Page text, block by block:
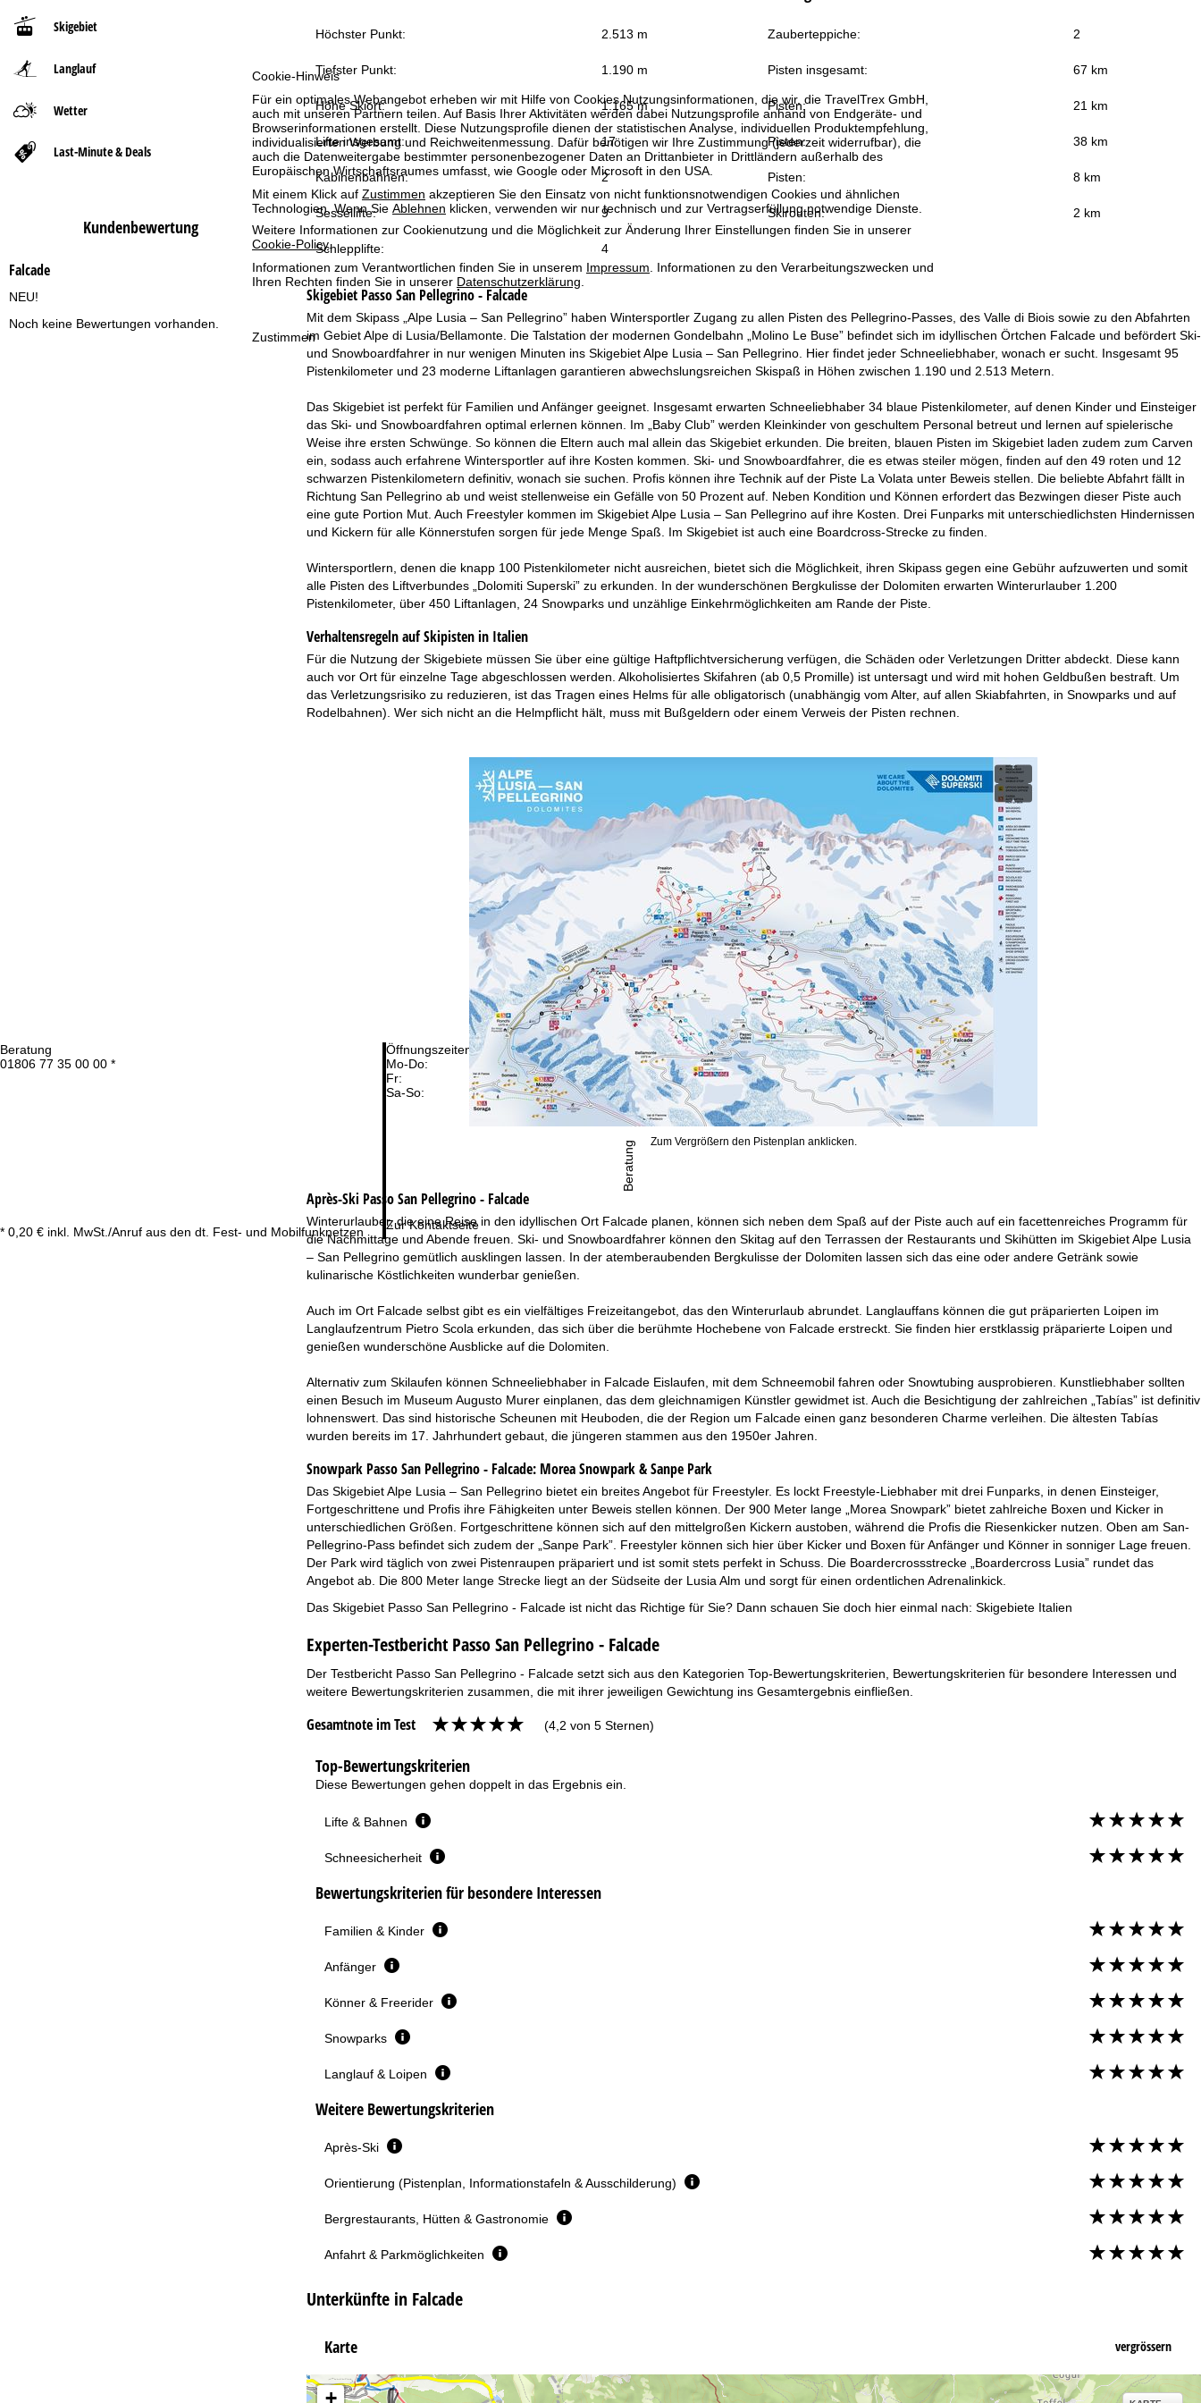
Cookie-Hinweis
Für ein optimales Webangebot erheben wir mit Hilfe von Cookies Nutzungsinformationen, die wir, die TravelTrex GmbH,
auch mit unseren Partnern teilen. Auf Basis Ihrer Aktivitäten werden dabei Nutzungsprofile anhand von Endgeräte- und
Browserinformationen erstellt. Diese Nutzungsprofile dienen der statistischen Analyse, individuellen Produktempfehlung,
individualisierten Werbung und Reichweitenmessung. Dafür benötigen wir Ihre Zustimmung (jederzeit widerrufbar), die
auch die Datenweitergabe bestimmter personenbezogener Daten an Drittanbieter in Drittländern außerhalb des
Europäischen Wirtschaftsraumes umfasst, wie Google oder Microsoft in den USA.
Mit einem Klick auf Zustimmen akzeptieren Sie den Einsatz von nicht funktionsnotwendigen Cookies und ähnlichen
Technologien. Wenn Sie Ablehnen klicken, verwenden wir nur technisch und zur Vertragserfüllung notwendige Dienste.
Weitere Informationen zur Cookienutzung und die Möglichkeit zur Änderung Ihrer Einstellungen finden Sie in unserer
Cookie-Policy.
Informationen zum Verantwortlichen finden Sie in unserem Impressum . Informationen zu den Verarbeitungszwecken und
Ihren Rechten finden Sie in unserer Datenschutzerklärung
Zustimmen
Beratung
01806 77 35 00 00 *
* 0,20 € inkl. MwSt./Anruf aus den dt. Fest- und Mobilfunknetzen
Öffnungszeiten
Mo-Do:
09:00-17:00 Uhr
Fr:
09:00-15:00 Uhr
Sa-So:
geschlossen
Zur Kontaktseite
Beratung
Skigebiet
Langlauf
Wetter
Last-Minute & Deals
Kundenbewertung
Falcade
NEU!
Noch keine Bewertungen vorhanden.
t
s
e
i
t
e
Höchster Punkt: 2.513 m Zauberteppiche: 2
Tiefster Punkt: 1.190 m Pisten insgesamt: 67 km
Höhe Skiort: 1.165 m Pisten: 21 km
Lifte insgesamt: 17 Pisten: 38 km
Kabinenbahnen: 2 Pisten: 8 km
Sessellifte: 9 Skirouten: 2 km
Schlepplifte: 4
Skigebiet Passo San Pellegrino - Falcade
Mit dem Skipass „Alpe Lusia – San Pellegrino” haben Wintersportler Zugang zu allen Pisten des Pellegrino-Passes, des Valle di Biois sowie zu den Abfahrten
im Gebiet Alpe di Lusia/Bellamonte. Die Talstation der modernen Gondelbahn „Molino Le Buse” befindet sich im idyllischen Örtchen Falcade und befördert Ski-
und Snowboardfahrer in nur wenigen Minuten ins Skigebiet Alpe Lusia – San Pellegrino. Hier findet jeder Schneeliebhaber, wonach er sucht. Insgesamt 95
Pistenkilometer und 23 moderne Liftanlagen garantieren abwechslungsreichen Skispaß in Höhen zwischen 1.190 und 2.513 Metern.
Das Skigebiet ist perfekt für Familien und Anfänger geeignet. Insgesamt erwarten Schneeliebhaber 34 blaue Pistenkilometer, auf denen Kinder und Einsteiger
das Ski- und Snowboardfahren optimal erlernen können. Im „Baby Club” werden Kleinkinder von geschultem Personal betreut und lernen auf spielerische
Weise ihre ersten Schwünge. So können die Eltern auch mal allein das Skigebiet erkunden. Die breiten, blauen Pisten im Skigebiet laden zudem zum Carven
ein, sodass auch erfahrene Wintersportler auf ihre Kosten kommen. Ski- und Snowboardfahrer, die es etwas steiler mögen, finden auf den 49 roten und 12
schwarzen Pistenkilometern definitiv, wonach sie suchen. Profis können ihre Technik auf der Piste La Volata unter Beweis stellen. Die beliebte Abfahrt fällt in
Richtung San Pellegrino ab und weist stellenweise ein Gefälle von 50 Prozent auf. Neben Kondition und Können erfordert das Bezwingen dieser Piste auch
eine gute Portion Mut. Auch Freestyler kommen im Skigebiet Alpe Lusia – San Pellegrino auf ihre Kosten. Drei Funparks mit unterschiedlichsten Hindernissen
und Kickern für alle Könnerstufen sorgen für jede Menge Spaß. Im Skigebiet ist auch eine Boardcross-Strecke zu finden.
Wintersportlern, denen die knapp 100 Pistenkilometer nicht ausreichen, bietet sich die Möglichkeit, ihren Skipass gegen eine Gebühr aufzuwerten und somit
alle Pisten des Liftverbundes „Dolomiti Superski” zu erkunden. In der wunderschönen Bergkulisse der Dolomiten erwarten Winterurlauber 1.200
Pistenkilometer, über 450 Liftanlagen, 24 Snowparks und unzählige Einkehrmöglichkeiten am Rande der Piste.
Verhaltensregeln auf Skipisten in Italien
Für die Nutzung der Skigebiete müssen Sie über eine gültige Haftpflichtversicherung verfügen, die Schäden oder Verletzungen Dritter abdeckt. Diese kann
auch vor Ort für einzelne Tage abgeschlossen werden. Alkoholisiertes Skifahren (ab 0,5 Promille) ist untersagt und wird mit hohen Geldbußen bestraft. Um
das Verletzungsrisiko zu reduzieren, ist das Tragen eines Helms für alle obligatorisch (unabhängig vom Alter, auf allen Skiabfahrten, in Snowparks und auf
Rodelbahnen). Wer sich nicht an die Helmpflicht hält, muss mit Bußgeldern oder einem Verweis der Pisten rechnen.
Zum Vergrößern den Pistenplan anklicken.
Après-Ski Passo San Pellegrino - Falcade
Winterurlauber, die eine Reise in den idyllischen Ort Falcade planen, können sich neben dem Spaß auf der Piste auch auf ein facettenreiches Programm für
die Nachmittage und Abende freuen. Ski- und Snowboardfahrer können den Skitag auf den Terrassen der Restaurants und Skihütten im Skigebiet Alpe Lusia
– San Pellegrino gemütlich ausklingen lassen. In der atemberaubenden Bergkulisse der Dolomiten lassen sich das eine oder andere Getränk sowie
kulinarische Köstlichkeiten wunderbar genießen.
Auch im Ort Falcade selbst gibt es ein vielfältiges Freizeitangebot, das den Winterurlaub abrundet. Langlauffans können die gut präparierten Loipen im
Langlaufzentrum Pietro Scola erkunden, das sich über die berühmte Hochebene von Falcade erstreckt. Sie finden hier erstklassig präparierte Loipen und
genießen wunderschöne Ausblicke auf die Dolomiten.
Alternativ zum Skilaufen können Schneeliebhaber in Falcade Eislaufen, mit dem Schneemobil fahren oder Snowtubing ausprobieren. Kunstliebhaber sollten
einen Besuch im Museum Augusto Murer einplanen, das dem gleichnamigen Künstler gewidmet ist. Auch die Besichtigung der zahlreichen „Tabías” ist definitiv
lohnenswert. Das sind historische Scheunen mit Heuboden, die der Region um Falcade einen ganz besonderen Charme verleihen. Die ältesten Tabías
wurden bereits im 17. Jahrhundert gebaut, die jüngeren stammen aus den 1950er Jahren.
Snowpark Passo San Pellegrino - Falcade: Morea Snowpark & Sanpe Park
Das Skigebiet Alpe Lusia – San Pellegrino bietet ein breites Angebot für Freestyler. Es lockt Freestyle-Liebhaber mit drei Funparks, in denen Einsteiger,
Fortgeschrittene und Profis ihre Fähigkeiten unter Beweis stellen können. Der 900 Meter lange „Morea Snowpark” bietet zahlreiche Boxen und Kicker in
unterschiedlichen Größen. Fortgeschrittene können sich auf den mittelgroßen Kickern austoben, während die Profis die Riesenkicker nutzen. Oben am San-
Pellegrino-Pass befindet sich zudem der „Sanpe Park”. Freestyler können sich hier über Kicker und Boxen für Anfänger und Könner in sonniger Lage freuen.
Der Park wird täglich von zwei Pistenraupen präpariert und ist somit stets perfekt in Schuss. Die Boardercrossstrecke „Boardercross Lusia” rundet das
Angebot ab. Die 800 Meter lange Strecke liegt an der Südseite der Lusia Alm und sorgt für einen ordentlichen Adrenalinkick.
Das Skigebiet Passo San Pellegrino - Falcade ist nicht das Richtige für Sie? Dann schauen Sie doch hier einmal nach: Skigebiete Italien
Experten-Testbericht Passo San Pellegrino - Falcade
Der Testbericht Passo San Pellegrino - Falcade setzt sich aus den Kategorien Top-Bewertungskriterien, Bewertungskriterien für besondere Interessen und
weitere Bewertungskriterien zusammen, die mit ihrer jeweiligen Gewichtung ins Gesamtergebnis einfließen.
Gesamtnote im Test (4,2 von 5 Sternen)
Top-Bewertungskriterien
Diese Bewertungen gehen doppelt in das Ergebnis ein.
Lifte & Bahnen
Schneesicherheit
Bewertungskriterien für besondere Interessen
Familien & Kinder
Anfänger
Könner & Freerider
Snowparks
Langlauf & Loipen
Weitere Bewertungskriterien
Après-Ski
Orientierung (Pistenplan, Informationstafeln & Ausschilderung)
Bergrestaurants, Hütten & Gastronomie
Anfahrt & Parkmöglichkeiten
Unterkünfte in Falcade
Karte vergrössern
+